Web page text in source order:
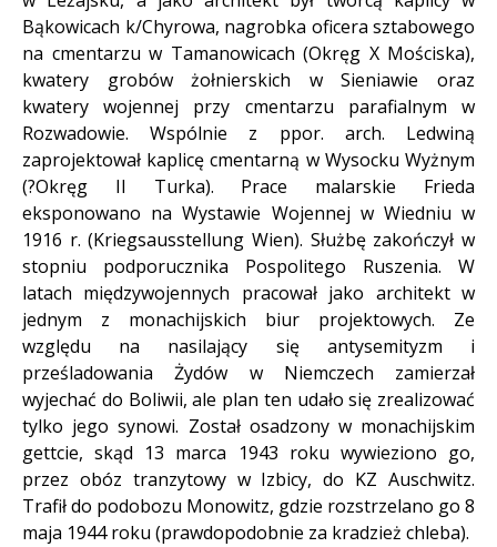
Bąkowicach k/Chyrowa, nagrobka oficera sztabowego
na cmentarzu w Tamanowicach (Okręg X Mościska),
kwatery grobów żołnierskich w Sieniawie oraz
kwatery wojennej przy cmentarzu parafialnym w
Rozwadowie. Wspólnie z ppor. arch. Ledwiną
zaprojektował kaplicę cmentarną w Wysocku Wyżnym
(?Okręg II Turka). Prace malarskie Frieda
eksponowano na Wystawie Wojennej w Wiedniu w
1916 r. (Kriegsausstellung Wien). Służbę zakończył w
stopniu podporucznika Pospolitego Ruszenia. W
latach międzywojennych pracował jako architekt w
jednym z monachijskich biur projektowych. Ze
względu na nasilający się antysemityzm i
prześladowania Żydów w Niemczech zamierzał
wyjechać do Boliwii, ale plan ten udało się zrealizować
tylko jego synowi. Został osadzony w monachijskim
gettcie, skąd 13 marca 1943 roku wywieziono go,
przez obóz tranzytowy w Izbicy, do KZ Auschwitz.
Trafił do podobozu Monowitz, gdzie rozstrzelano go 8
maja 1944 roku (prawdopodobnie za kradzież chleba).